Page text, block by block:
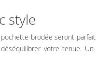
style
brodée seront
votre tenue.